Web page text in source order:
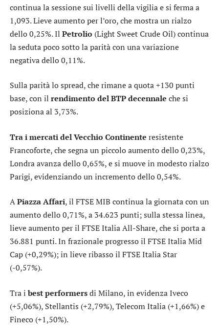
continua la sessione sui livelli della vigilia e si ferma a
1,093. Lieve aumento per l’oro, che mostra un rialzo
dello 0,25%. Il Petrolio (Light Sweet Crude Oil) continua
la seduta poco sotto la parità con una variazione
negativa dello 0,11%.
Sulla parità lospread, che rimane a quota +130 punti
base, con il rendimento del BTP decennale che si
posiziona al 3,73%.
Tra i mercati del Vecchio Continente resistente
Francoforte, che segna un piccolo aumento dello 0,23%,
Londraavanza dello 0,65%, e si muove in modesto rialzo
Parigi, evidenziando un incremento dello 0,54%.
APiazza Affari, il FTSE MIB continua la giornata con un
aumento dello 0,71%, a 34.623 punti; sulla stessa linea,
lieve aumento per il FTSE Italia All-Share, che si porta a
36.881 punti. In frazionale progresso il FTSE Italia Mid
Cap (+0,29%); in lieve ribasso il FTSE Italia Star
(-0,57%).
Tra ibest performersdi Milano, in evidenzaIveco
(+5,06%), Stellantis (+2,79%),Telecom Italia (+1,66%) e
Fineco (+1,50%).